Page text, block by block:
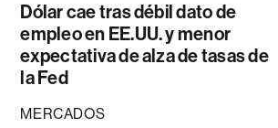
Dólar cae tras débil dato de
empleo en EE.UU. y menor
expectativa de alza de tasas de
la Fed
MERCADOS